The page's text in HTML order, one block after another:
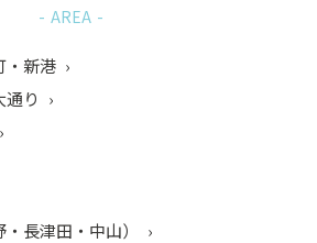
AREA
・新港
り
長津田・中山）